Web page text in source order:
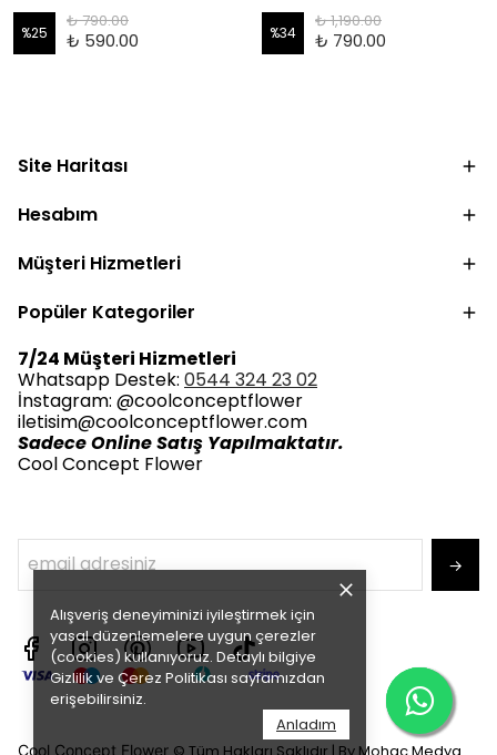
Alışveriş deneyiminizi iyileştirmek için
yasal düzenlemelere uygun çerezler
(cookies) kullanıyoruz. Detaylı bilgiye
Gizlilik ve Çerez Politikası sayfamızdan
erişebilirsiniz.
Anladım
%25
₺ 790.00
₺ 590.00 %34
₺ 1,190.00
₺ 790.00
Site Haritası
Hesabım
Müşteri Hizmetleri
Popüler Kategoriler
7/24 Müşteri Hizmetleri
Whatsapp Destek: 0544 324 23 02
İnstagram: @coolconceptflower
iletisim@coolconceptflower.com
Sadece Online Satış Yapılmaktatır.
Cool Concept Flower
→
Cool Concept Flower